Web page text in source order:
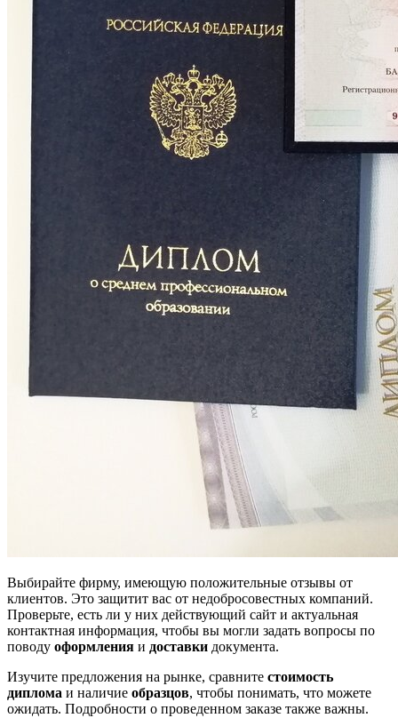
Выбирайте фирму, имеющую положительные отзывы от
клиентов. Это защитит вас от недобросовестных компаний.
Проверьте, есть ли у них действующий сайт и актуальная
контактная информация, чтобы вы могли задать вопросы по
поводу оформления и доставки документа.
Изучите предложения на рынке, сравните стоимость
диплома и наличие образцов, чтобы понимать, что можете
ожидать. Подробности о проведенном заказе также важны.